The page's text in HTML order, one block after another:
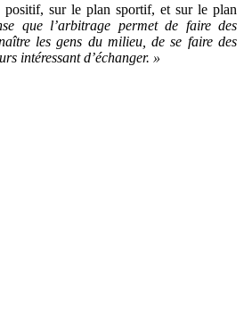
positif, sur le plan sportif, et sur le plan
que l’arbitrage permet de faire des
les gens du milieu, de se faire des
intéressant d’échanger. »